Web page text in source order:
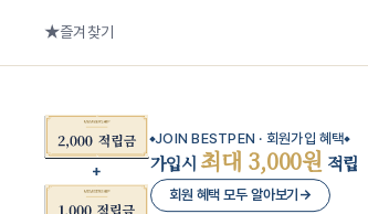
즐겨찾기
JOIN BESTPEN · 회원가입 혜택
가입시 최대 3,000원 적립
회원 혜택 모두 알아보기 →